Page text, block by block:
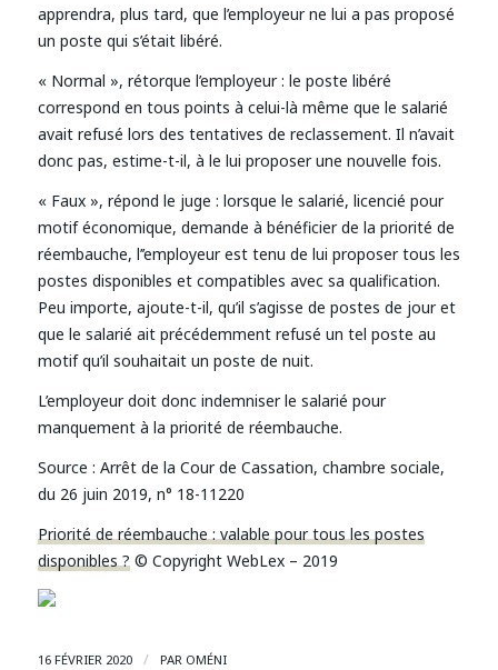
apprendra, plus tard, que l’employeur ne lui a pas proposé
un poste qui s’était libéré.
« Normal », rétorque l’employeur : le poste libéré
correspond en tous points à celui-là même que le salarié
avait refusé lors des tentatives de reclassement. Il n’avait
donc pas, estime-t-il, à le lui proposer une nouvelle fois.
« Faux », répond le juge : lorsque le salarié, licencié pour
motif économique, demande à bénéficier de la priorité de
réembauche, l’’employeur est tenu de lui proposer tous les
postes disponibles et compatibles avec sa qualification.
Peu importe, ajoute-t-il, qu’il s’agisse de postes de jour et
que le salarié ait précédemment refusé un tel poste au
motif qu’il souhaitait un poste de nuit.
L’employeur doit donc indemniser le salarié pour
manquement à la priorité de réembauche.
Source : Arrêt de la Cour de Cassation, chambre sociale,
du 26 juin 2019, n° 18-11220
Priorité de réembauche : valable pour tous les postes
disponibles ? © Copyright WebLex – 2019
16 FÉVRIER 2020 / PAR OMÉNI